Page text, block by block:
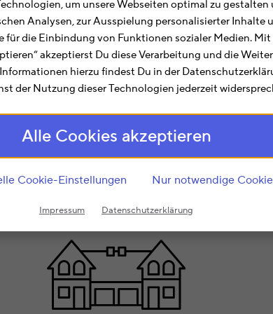
um unsere Webseiten optimal zu gestalten
Analysen, zur Ausspielung personalisierter Inhalte
für die Einbindung von Funktionen sozialer Medien.
akzeptierst Du diese Verarbeitung und die
hierzu findest Du in der
der Nutzung dieser Technologien jederzeit
Alle Cookies akzeptieren
Cookie-Einstellungen Nur notwendige
Impressum Datenschutzerklärung
Nerven
Du eine dieser